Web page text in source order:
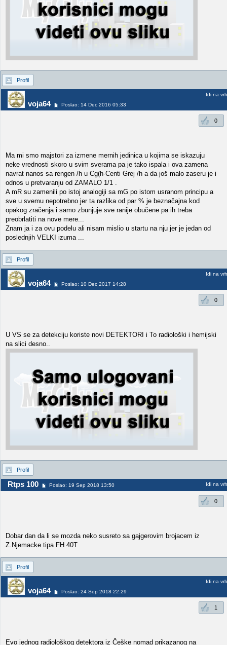
Profil
voja64 Poslao: 14 Dec 2016 05:33
Idi na vrh
0
Ma mi smo majstori za izmene mernih jedinica u kojima se iskazuju
neke vrednosti skoro u svim sverama pa je tako ispala i ova zamena
navrat nanos sa rengen /h u Cg(h-Centi Grej /h a da još malo zaseru je i
odnos u pretvaranju od ZAMALO 1/1 .
A mR su zamenili po istoj analogiji sa mG po istom usranom principu a
sve u svemu nepotrebno jer ta razlika od par % je beznačajna kod
opakog zračenja i samo zbunjuje sve ranije obučene pa ih treba
preobrlatiti na nove mere...
Znam ja i za ovu podelu ali nisam mislio u startu na nju jer je jedan od
poslednjih VELKI izuma ...
Profil
voja64 Poslao: 10 Dec 2017 14:28
Idi na vrh
0
U VS se za detekciju koriste novi DETEKTORI i To radiološki i hemijski
na slici desno..
Profil
Rtps 100 Poslao: 19 Sep 2018 13:50 Idi na vrh
0
Dobar dan da li se mozda neko susreto sa gajgerovim brojacem iz
Z.Njemacke tipa FH 40T
Profil
voja64 Poslao: 24 Sep 2018 22:29
Idi na vrh
1
Evo jednog radiološkog detektora iz Češke nomad prikazanog na